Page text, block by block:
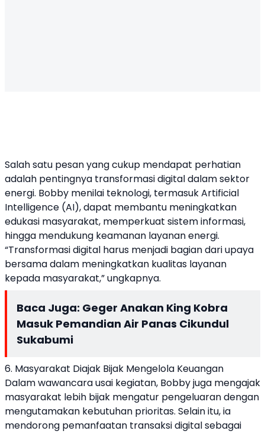
Salah satu pesan yang cukup mendapat perhatian
adalah pentingnya transformasi digital dalam sektor
energi. Bobby menilai teknologi, termasuk Artificial
Intelligence (AI), dapat membantu meningkatkan
edukasi masyarakat, memperkuat sistem informasi,
hingga mendukung keamanan layanan energi.
“Transformasi digital harus menjadi bagian dari upaya
bersama dalam meningkatkan kualitas layanan
kepada masyarakat,” ungkapnya.
Baca Juga: Geger Anakan King Kobra
Masuk Pemandian Air Panas Cikundul
Sukabumi
6. Masyarakat Diajak Bijak Mengelola Keuangan
Dalam wawancara usai kegiatan, Bobby juga mengajak
masyarakat lebih bijak mengatur pengeluaran dengan
mengutamakan kebutuhan prioritas. Selain itu, ia
mendorong pemanfaatan transaksi digital sebagai